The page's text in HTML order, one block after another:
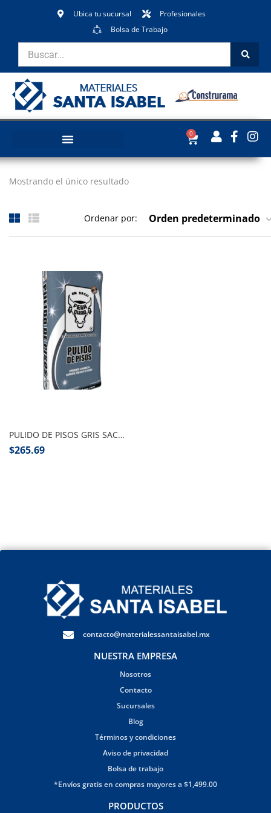
Ubica tu sucursal
Profesionales
Bolsa de Trabajo
0
Mostrando el único resultado
Ordenar por: Orden predeterminado
PULIDO DE PISOS GRIS SACO 10 KG, PEGADURO
$265.69
contacto@materialessantaisabel.mx
NUESTRA EMPRESA
Nosotros
Contacto
Sucursales
Blog
Términos y condiciones
Aviso de privacidad
Bolsa de trabajo
*Envíos gratis en compras mayores a $1,499.00
PRODUCTOS